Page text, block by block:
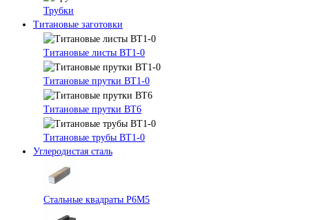
Трубки
Титановые заготовки
Титановые листы ВТ1-0
Титановые прутки ВТ1-0
Титановые прутки ВТ6
Титановые трубы ВТ1-0
Углеродистая сталь
Стальные квадраты Р6М5